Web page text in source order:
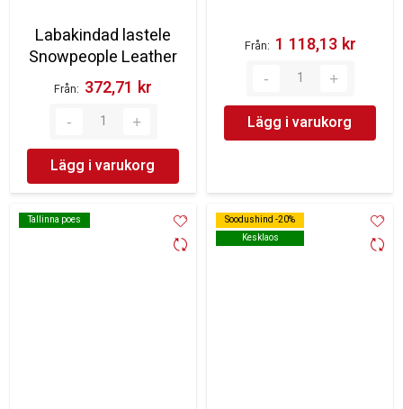
Labakindad lastele
Snowpeople Leather
Från 372,71 kr‎
Lägg i varukorg
Från 1 118,13 kr‎
Lägg i varukorg
Tallinna poes
Tallinna poes
Soodushind -20%
Kesklaos
Soodushind -20%
Kesklaos